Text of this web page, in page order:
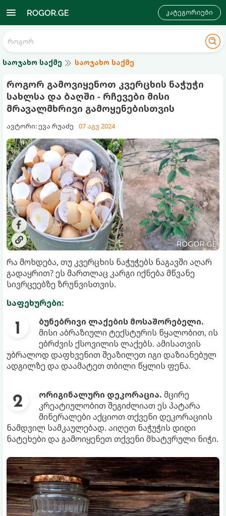
კატეგორიები
საოჯახო საქმე საოჯახო საქმე
როგორ გამოვიყენოთ კვერცხის ნაჭუჭი
სახლსა და ბაღში - რჩევები მისი
მრავალმხრივი გამოყენებისთვის
ავტორი: ევა რუაძე 07 აგვ 2024
რა მოხდება, თუ კვერცხის ნაჭუჭებს ნაგავში აღარ
გადაყრით? ეს მართლაც კარგი იქნება მწვანე
სივრცეებზე ზრუნვისთვის.
საფეხურები:
ბუნებრივი ლაქების მოსაშორებელი.
მისი აბრაზიული ტექსტურის წყალობით, ის
ებრძვის ქსოვილის ლაქებს. ამისათვის
უბრალოდ დაფხვენით შეაზილეთ იგი დაზიანებულ
ადგილზე და დაამატეთ თბილი წყლის ფენა.
ორიგინალური დეკორაცია. მცირე
კრეატიულობით შეგიძლიათ ეს პატარა
მინერალები აქციოთ თქვენი დეკორაციის
ნამდვილ სამკაულებად. აიღეთ ნაჭუჭის დიდი
ნატეხები და გამოიყენეთ თქვენი მხატვრული ნიჭი.